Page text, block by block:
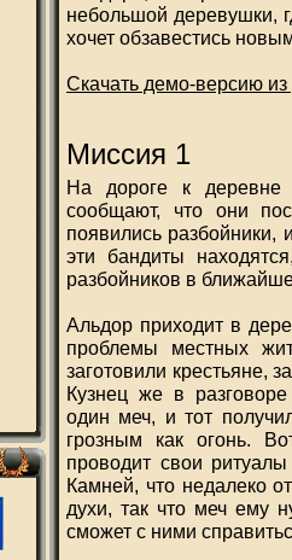
небольшой деревушки,
хочет обзавестись
Скачать демо-версию
Миссия 1
На дороге к деревне
сообщают, что они
появились разбойники,
эти бандиты
разбойников в
Альдор приходит в
проблемы местных
заготовили крестьяне,
Кузнец же в
один меч, и тот
грозным как огонь.
проводит свои
Камней, что недалеко
духи, так что меч ему
сможет с ними